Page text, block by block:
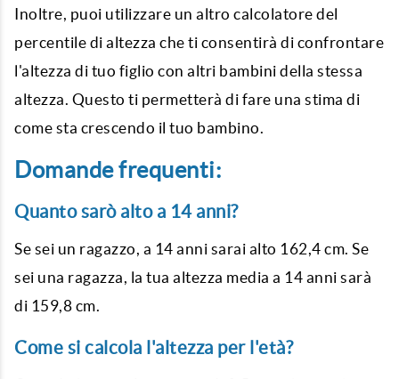
Inoltre, puoi utilizzare un altro calcolatore del
percentile di altezza che ti consentirà di confrontare
l'altezza di tuo figlio con altri bambini della stessa
altezza. Questo ti permetterà di fare una stima di
come sta crescendo il tuo bambino.
Domande frequenti:
Quanto sarò alto a 14 anni?
Se sei un ragazzo, a 14 anni sarai alto 162,4 cm. Se
sei una ragazza, la tua altezza media a 14 anni sarà
di 159,8 cm.
Come si calcola l'altezza per l'età?